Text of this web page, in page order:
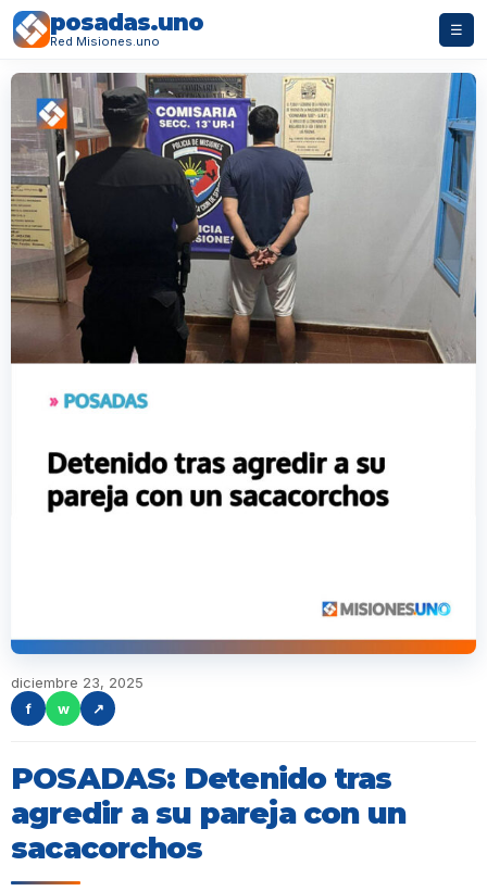
posadas.uno
Red Misiones.uno
☰
diciembre 23, 2025
f
w ↗
POSADAS: Detenido tras
agredir a su pareja con un
sacacorchos